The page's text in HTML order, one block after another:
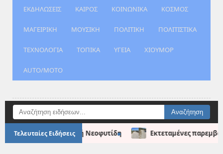
ΕΚΔΗΛΩΣΕΙΣ ΚΑΙΡΟΣ ΚΟΙΝΩΝΙΚΑ ΚΟΣΜΟΣ
ΜΑΓΕΙΡΙΚΗ ΜΟΥΣΙΚΗ ΠΟΛΙΤΙΚΗ ΠΟΛΙΤΙΣΤΙΚΑ
ΤΕΧΝΟΛΟΓΙΑ ΤΟΠΙΚΑ ΥΓΕΙΑ ΧΙΟΥΜΟΡ
AUTO/MOTO
Τελευταίες Ειδήσεις
και τον Νεοκλή Νεοφυτίδη
● Εκτεταμένες